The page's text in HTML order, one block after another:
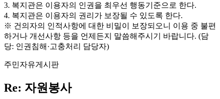
3. 복지관은 이용자의 인권을 최우선 행동기준으로 한다.
4. 복지관은 이용자의 권리가 보장될 수 있도록 한다.
※ 건의자의 인적사항에 대한 비밀이 보장되오니 이용 중 불편
하거나 개선사항 등을 언제든지 말씀해주시기 바랍니다. (담
당: 인권침해·고충처리 담당자)
주민자유게시판
Re: 자원봉사